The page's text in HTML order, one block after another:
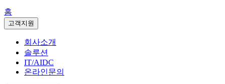
홈
고객지원
회사소개
솔루션
IT/AIDC
온라인문의